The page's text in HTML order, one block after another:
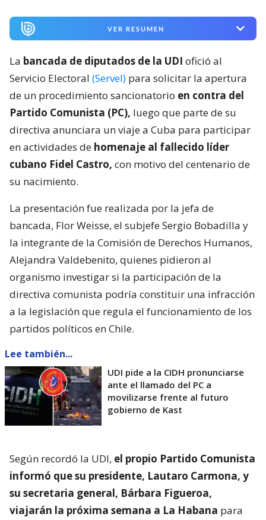
VER RESUMEN
La bancada de diputados de la UDI ofició al
Servicio Electoral (Servel) para solicitar la apertura
de un procedimiento sancionatorio en contra del
Partido Comunista (PC), luego que parte de su
directiva anunciara un viaje a Cuba para participar
en actividades de homenaje al fallecido líder
cubano Fidel Castro, con motivo del centenario de
su nacimiento.
La presentación fue realizada por la jefa de
bancada, Flor Weisse, el subjefe Sergio Bobadilla y
la integrante de la Comisión de Derechos Humanos,
Alejandra Valdebenito, quienes pidieron al
organismo investigar si la participación de la
directiva comunista podría constituir una infracción
a la legislación que regula el funcionamiento de los
partidos políticos en Chile.
Lee también...
UDI pide a la CIDH pronunciarse
ante el llamado del PC a
movilizarse frente al futuro
gobierno de Kast
Según recordó la UDI, el propio Partido Comunista
informó que su presidente, Lautaro Carmona, y
su secretaria general, Bárbara Figueroa,
viajarán la próxima semana a La Habana para